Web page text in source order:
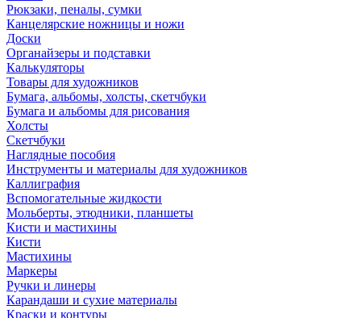
Рюкзаки, пеналы, сумки
Канцелярские ножницы и ножи
Доски
Органайзеры и подставки
Калькуляторы
Товары для художников
Бумага, альбомы, холсты, скетчбуки
Бумага и альбомы для рисования
Холсты
Скетчбуки
Наглядные пособия
Инструменты и материалы для художников
Каллиграфия
Вспомогательные жидкости
Мольберты, этюдники, планшеты
Кисти и мастихины
Кисти
Мастихины
Маркеры
Ручки и линеры
Карандаши и сухие материалы
Краски и контуры